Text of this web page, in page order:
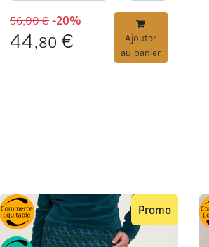
56,00 €-20%
44,80 €
Ajouter
au panier
Promo